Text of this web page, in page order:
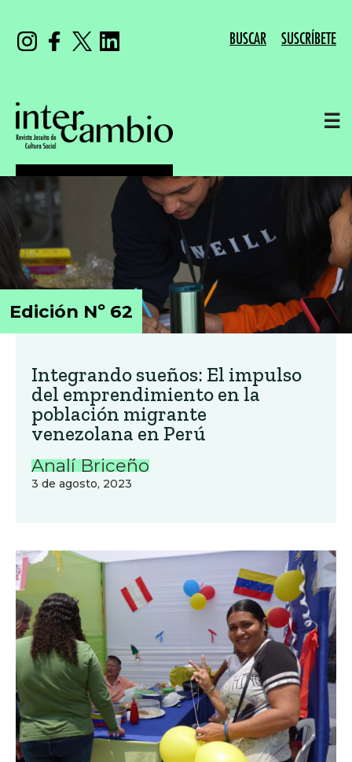
BUSCAR SUSCRÍBETE
☰
Edición Nº 62
Integrando sueños: El impulso
del emprendimiento en la
población migrante
venezolana en Perú
Analí Briceño
3 de agosto, 2023